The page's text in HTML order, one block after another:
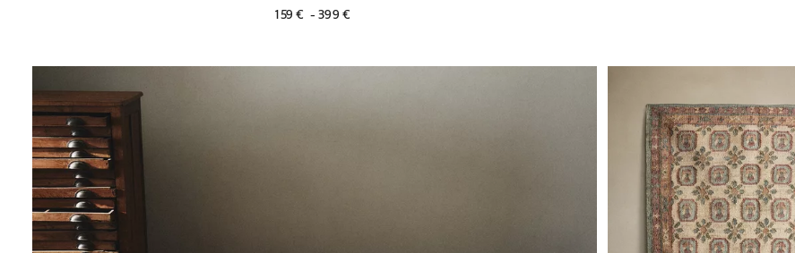
159 € - 399 €